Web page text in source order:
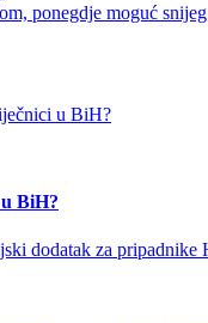
ponegdje moguć snijeg
BiH?